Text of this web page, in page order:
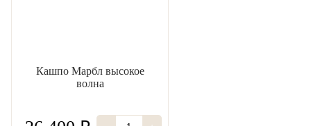
Кашпо Марбл высокое
волна